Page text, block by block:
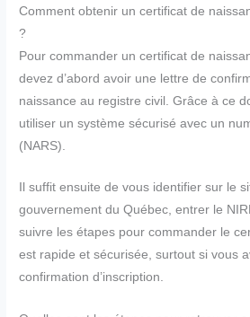
Comment obtenir un certificat de
?
Pour commander un certificat de
devez d’abord avoir une lettre de
naissance au registre civil. Grâce à ce
utiliser un système sécurisé avec un
(NARS).
Il suffit ensuite de vous identifier sur le
gouvernement du Québec, entrer le
suivre les étapes pour commander le
est rapide et sécurisée, surtout si vous
confirmation d’inscription.